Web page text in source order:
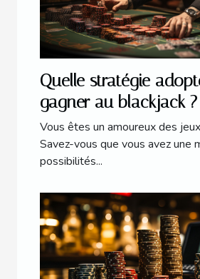
Quelle stratégie
gagner au blackjack ?
Vous êtes un amoureux des
Savez-vous que vous avez une
possibilités...